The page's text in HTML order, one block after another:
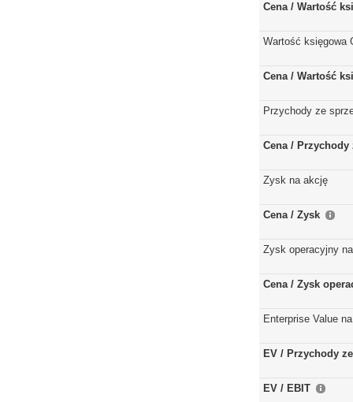
Cena / Wartość
Wartość księgowa
Cena / Wartość
Przychody ze
Cena / Przychody
Zysk na akcję
Cena / Zysk
Zysk operacyjny
Cena / Zysk
Enterprise Value
EV / Przychody
EV / EBIT